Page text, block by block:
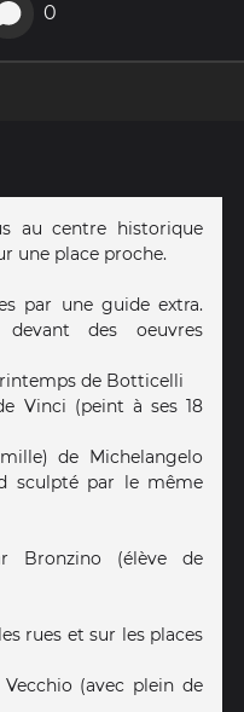
0
au centre historique
une place proche.
par une guide extra.
des oeuvres
de Botticelli
Vinci (peint à ses 18
de Michelangelo
sculpté par le même
Bronzino (élève de
rues et sur les places
(avec plein de